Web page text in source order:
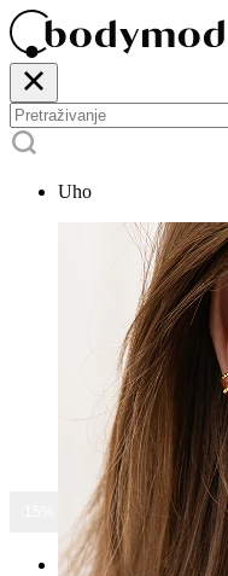
Uho
15% POPUSTA NA SAV NAKIT
Naslovnica